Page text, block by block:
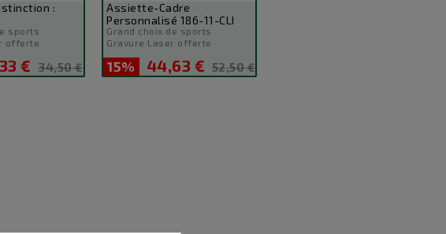
:
sports
offerte
€ Prix
34,50 € 15%
Assiette-Cadre
Personnalisé 186-11-CLI
Grand choix de sports
Gravure Laser offerte
Prix
44,63 € Prix
52,50 €